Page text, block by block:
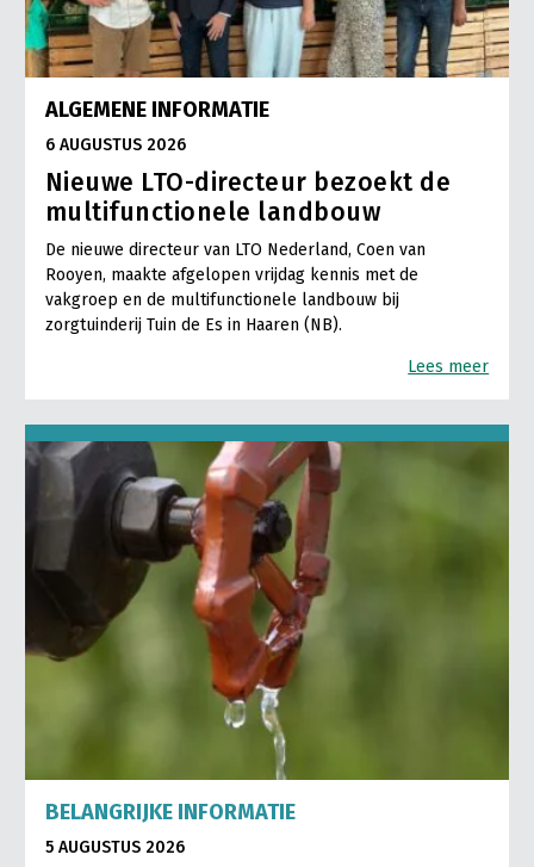
ALGEMENE INFORMATIE
6 AUGUSTUS 2026
Nieuwe LTO-directeur bezoekt de
multifunctionele landbouw
De nieuwe directeur van LTO Nederland, Coen van
Rooyen, maakte afgelopen vrijdag kennis met de
vakgroep en de multifunctionele landbouw bij
zorgtuinderij Tuin de Es in Haaren (NB).
Lees meer
BELANGRIJKE INFORMATIE
5 AUGUSTUS 2026